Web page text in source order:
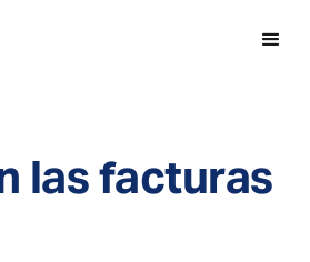
las facturas